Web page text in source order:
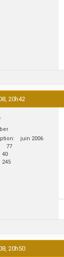
20h42
juin 2006
77
40
245
20h50